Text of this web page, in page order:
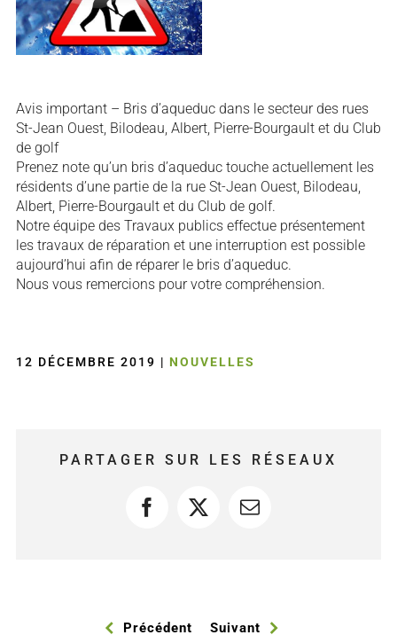
Avis important – Bris d’aqueduc dans le secteur des rues
St-Jean Ouest, Bilodeau, Albert, Pierre-Bourgault et du Club
de golf
Prenez note qu’un bris d’aqueduc touche actuellement les
résidents d’une partie de la rue St-Jean Ouest, Bilodeau,
Albert, Pierre-Bourgault et du Club de golf.
Notre équipe des Travaux publics effectue présentement
les travaux de réparation et une interruption est possible
aujourd’hui afin de réparer le bris d’aqueduc.
Nous vous remercions pour votre compréhension.
12 DÉCEMBRE 2019 | NOUVELLES
PARTAGER SUR LES RÉSEAUX
Facebook
X Courriel
Précédent Suivant